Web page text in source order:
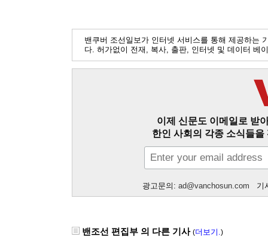
밴쿠버 조선일보가 인터넷 서비스를 통해 제공하는
다. 허가없이 전재, 복사, 출판, 인터넷 및 데이터 베
이제 신문도 이메일로 받
한인 사회의 각종 소식들
광고문의: ad@vanchosun.com 기
밴조선 편집부 의 다른 기사 (더보기.)